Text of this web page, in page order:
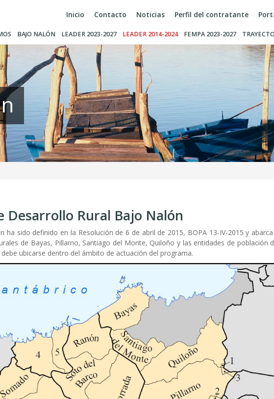
Inicio Contacto Noticias Perfil del contratante
BAJO NALÓN LEADER 2023-2027 LEADER 2014-2024 FEMPA 2023-2027
Desarrollo Rural Bajo Nalón
sido definido en la Resolución de 6 de abril de 2015, BOPA 13-IV-2015 y
de Bayas, Pillarno, Santiago del Monte, Quiloño y las entidades de población
ubicarse dentro del ámbito de actuación del programa.